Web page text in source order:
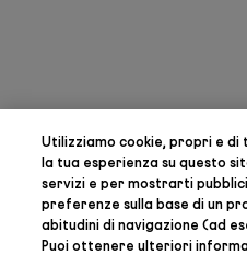
Utilizziamo cookie, propri e
la tua esperienza su questo
servizi e per mostrarti
preferenze sulla base di un
abitudini di navigazione (ad
Puoi ottenere ulteriori